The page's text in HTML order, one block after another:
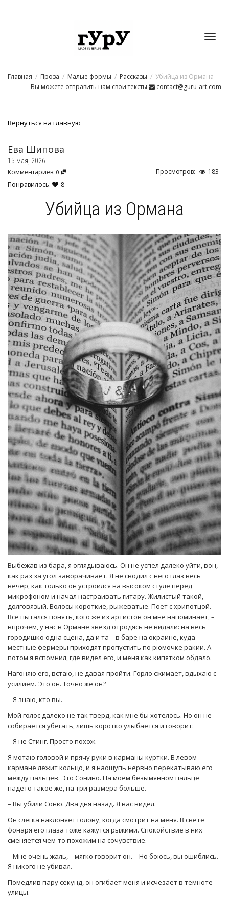
Главная Проза Малые формы Рассказы
Убийца из Ормана
Вы можете отправить нам свои тексты
contact@guru-art.com
Вернуться на главную
Ева Шипова
15 мая, 2026
Комментариев: 0 Просмотров:
183
Понравилось:
8
Убийца из Ормана
Выбежав из бара, я оглядываюсь. Он не успел далеко уйти, вон,
как раз за угол заворачивает. Я не сводил с него глаз весь
вечер, как только он устроился на высоком стуле перед
микрофоном и начал настраивать гитару. Жилистый такой,
долговязый. Волосы короткие, рыжеватые. Поет с хрипотцой.
Все пытался понять, кого же из артистов он мне напоминает, –
впрочем, у нас в Ормане звезд отродясь не видали: на весь
городишко одна сцена, да и та – в баре на окраине, куда
местные фермеры приходят пропустить по рюмочке ракии. А
потом я вспомнил, где видел его, и меня как кипятком обдало.
Нагоняю его, встаю, не давая пройти. Горло сжимает, вдыхаю с
усилием. Это он. Точно же он?
– Я знаю, кто вы.
Мой голос далеко не так тверд, как мне бы хотелось. Но он не
собирается убегать, лишь коротко улыбается и говорит:
– Я не Стинг. Просто похож.
Я мотаю головой и прячу руки в карманы куртки. В левом
кармане лежит кольцо, и я наощупь нервно перекатываю его
между пальцев. Это Сонино. На моем безымянном пальце
надето такое же, на три размера больше.
– Вы убили Соню. Два дня назад. Я вас видел.
Он слегка наклоняет голову, когда смотрит на меня. В свете
фонаря его глаза тоже кажутся рыжими. Спокойствие в них
сменяется чем-то похожим на сочувствие.
– Мне очень жаль, – мягко говорит он. – Но боюсь, вы ошиблись.
Я никого не убивал.
Помедлив пару секунд, он огибает меня и исчезает в темноте
улицы.